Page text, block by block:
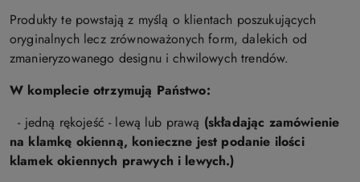
Produkty te powstają z myślą o klientach poszukujących
oryginalnych lecz zrównoważonych form, dalekich od
zmanieryzowanego designu i chwilowych trendów.
W komplecie otrzymują Państwo:
- jedną rękojeść - lewą lub prawą (składając zamówienie
na klamkę okienną, konieczne jest podanie ilości
klamek okiennych prawych i lewych.)